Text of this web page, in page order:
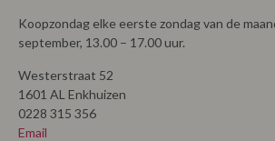
Koopzondag elke eerste zondag van de
september, 13.00 – 17.00 uur.
Westerstraat 52
1601 AL Enkhuizen
0228 315 356
Email